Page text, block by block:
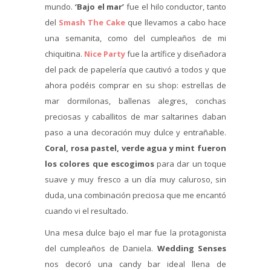
mundo. ‘Bajo el mar’ fue el hilo conductor, tanto
del Smash The Cake que llevamos a cabo hace
una semanita, como del cumpleaños de mi
chiquitina. Nice Partyfue la artífice y diseñadora
del pack de papelería que cautivó a todos y que
ahora podéis comprar en su shop: estrellas de
mar dormilonas, ballenas alegres, conchas
preciosas y caballitos de mar saltarines daban
paso a una decoración muy dulce y entrañable.
Coral, rosa pastel, verde agua y mint fueron
los colores que escogimospara dar un toque
suave y muy fresco a un día muy caluroso, sin
duda, una combinación preciosa que me encantó
cuando vi el resultado.
Una mesa dulce bajo el mar fue la protagonista
del cumpleaños de Daniela. Wedding Senses
nos decoró una candy bar ideal llena de